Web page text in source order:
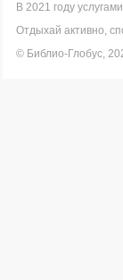
В 2021 году
Отдыхай активно,
© Библио-Глобус,